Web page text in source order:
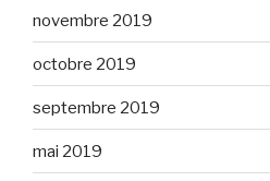
novembre 2019
octobre 2019
septembre 2019
mai 2019